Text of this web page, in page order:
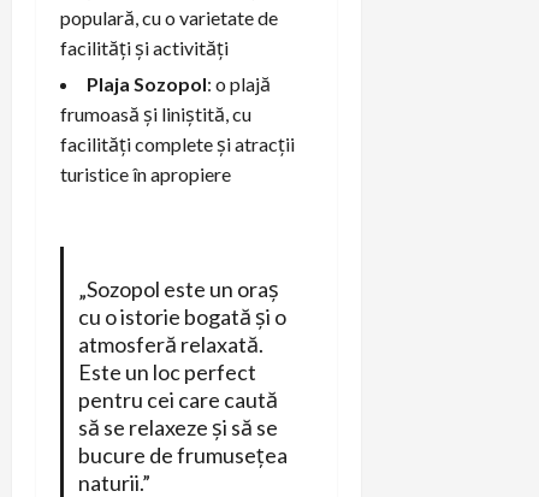
populară, cu o varietate de
facilități și activități
Plaja Sozopol: o plajă
frumoasă și liniștită, cu
facilități complete și atracții
turistice în apropiere
„Sozopol este un oraș
cu o istorie bogată și o
atmosferă relaxată.
Este un loc perfect
pentru cei care caută
să se relaxeze și să se
bucure de frumusețea
naturii.”